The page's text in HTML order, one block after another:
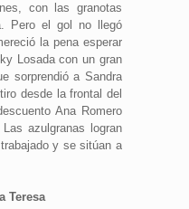
con las granotas
Pero el gol no llegó
la pena esperar
Losada con un gran
sorprendió a Sandra
desde la frontal del
Ana Romero
Las azulgranas logran
y se sitúan a
Teresa